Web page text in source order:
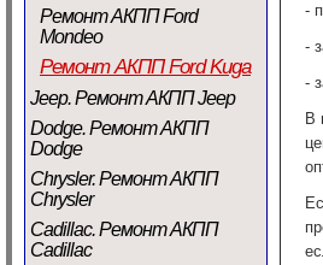
Ремонт АКПП Ford
Mondeo
Ремонт АКПП Ford Kuga
Jeep. Ремонт АКПП Jeep
Dodge. Ремонт АКПП
Dodge
Chrysler. Ремонт АКПП
Chrysler
Cadillac. Ремонт АКПП
Cadillac
-
-
-
В